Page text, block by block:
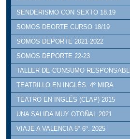
SENDERISMO CON SEXTO 18.19
SOMOS DEORTE CURSO 18/19
SOMOS DEPORTE 2021-2022
SOMOS DEPORTE 22-23
TALLER DE CONSUMO
TEATRILLO EN INGLÉS. 4º MIRA
TEATRO EN INGLÉS (CLAP) 2015
UNA SALIDA MUY OTOÑAL 2021
VIAJE A VALENCIA 5º 6º. 2025